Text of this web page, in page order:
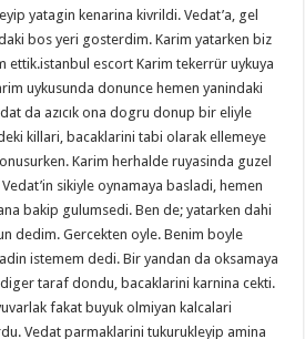
yatagin kenarina kivrildi. Vedat’a, gel
bos yeri gosterdim. Karim yatarken biz
ettik.istanbul escort Karim tekerrür uykuya
uykusunda donunce hemen yanindaki
da azıcık ona dogru donup bir eliyle
killari, bacaklarini tabi olarak ellemeye
Karim herhalde ruyasinda guzel
sikiyle oynamaya basladi, hemen
bakip gulumsedi. Ben de; yatarken dahi
dedim. Gercekten oyle. Benim boyle
istemem dedi. Bir yandan da oksamaya
taraf dondu, bacaklarini karnina cekti.
fakat buyuk olmiyan kalcalari
Vedat parmaklarini tukurukleyip amina